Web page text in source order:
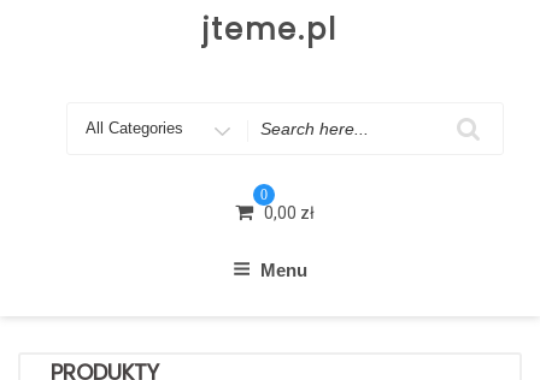
jteme.pl
Search
0
0,00 zł
Menu
PRODUKTY